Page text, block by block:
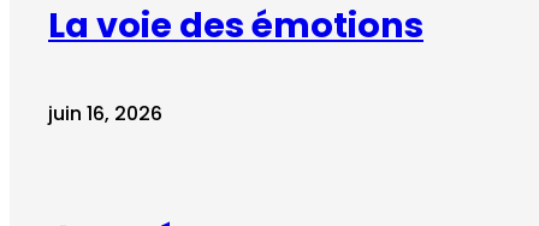
La voie des émotions
juin 16, 2026